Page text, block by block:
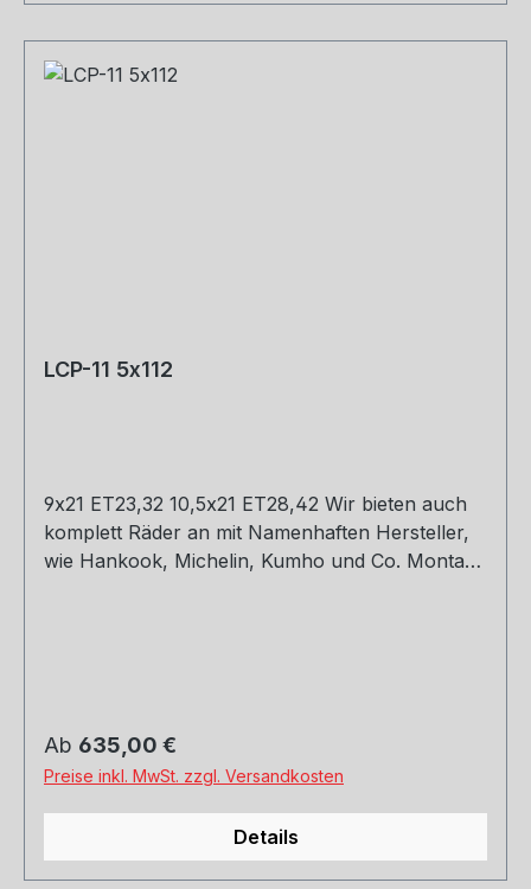
LCP-11 5x112
9x21 ET23,32 10,5x21 ET28,42 Wir bieten auch
komplett Räder an mit Namenhaften Hersteller,
wie Hankook, Michelin, Kumho und Co. Montage
Regulärer Preis:
Ab 635,00 €
Preise inkl. MwSt. zzgl. Versandkosten
Details